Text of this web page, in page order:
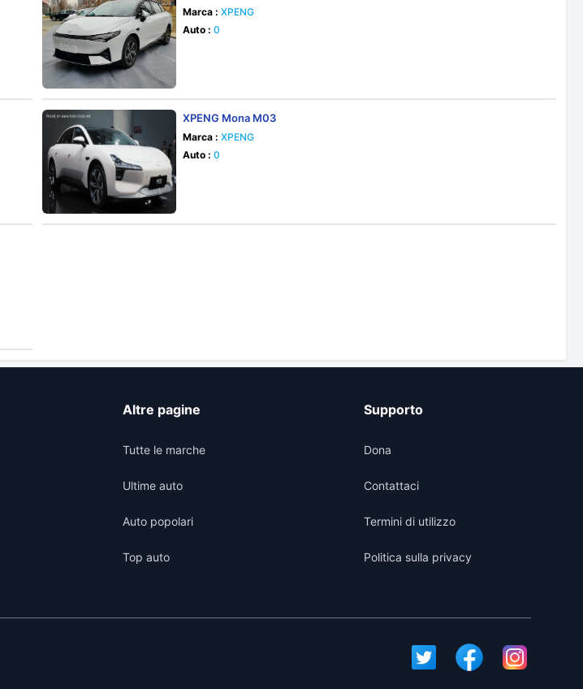
Marca : XPENG
Auto : 0
XPENG Mona M03
Marca : XPENG
Auto : 0
Altre pagine
Tutte le marche
Ultime auto
Auto popolari
Top auto
Supporto
Dona
Contattaci
Termini di utilizzo
Politica sulla privacy